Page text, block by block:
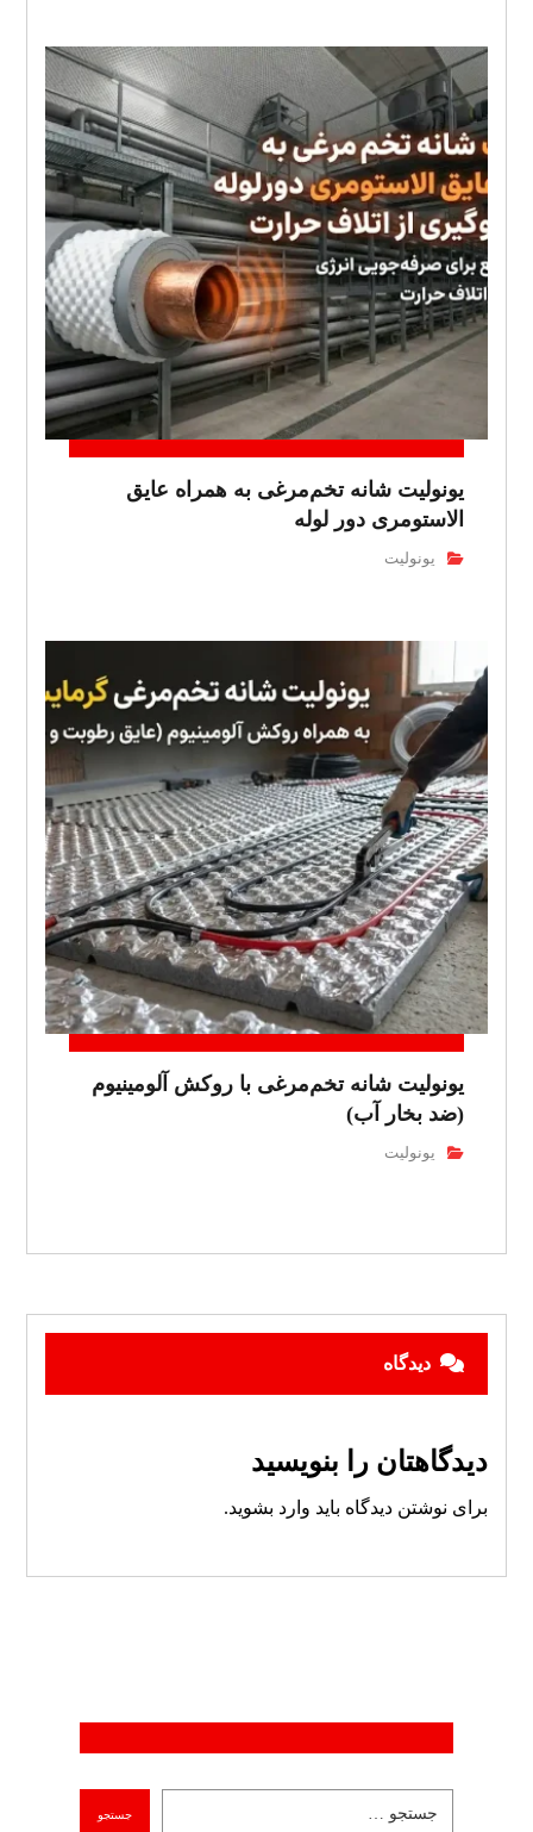
یونولیت شانه تخم‌مرغی به همراه عایق
الاستومری دور لوله
یونولیت
یونولیت شانه تخم‌مرغی با روکش آلومینیوم
(ضد بخار آب)
یونولیت
دیدگاه
دیدگاهتان را بنویسید
برای نوشتن دیدگاه باید وارد بشوید.